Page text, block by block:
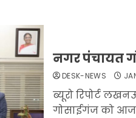
नगर पंचायत
DESK-NEWS
ब्यूरो रिपोर्ट
गोसाईगंज को आज